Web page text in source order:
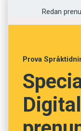
bam bam bamtill
visst håll – ett
spotlight.
I denna antologi
forskare.
Redan
Prova
Digital